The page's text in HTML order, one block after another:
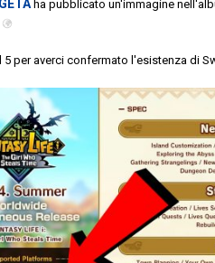
ha pubblicato un'immagine
5 per averci confermato l'esistenza di